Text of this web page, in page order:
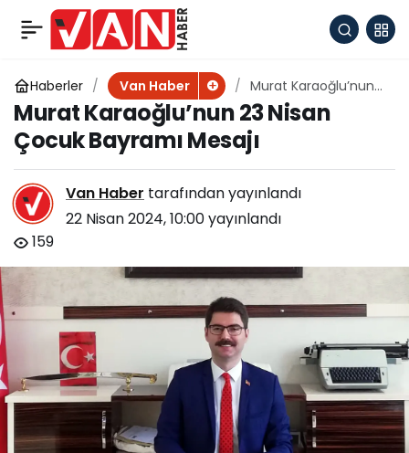
Haberler Van Haber
Murat Karaoğlu’nun
23 Nisan Çocuk
Bayramı Mesajı
Murat Karaoğlu’nun 23 Nisan
Çocuk Bayramı Mesajı
Van Haber tarafından yayınlandı
22 Nisan 2024, 10:00yayınlandı
159
Ağrı Belediyesine
Van’dan vidanjör
desteği
Paylaş